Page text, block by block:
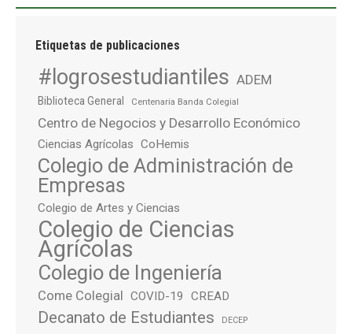
Etiquetas de publicaciones
#logrosestudiantiles ADEM
Biblioteca General Centenaria Banda Colegial
Centro de Negocios y Desarrollo Económico
Ciencias Agrícolas CoHemis
Colegio de Administración de
Empresas
Colegio de Artes y Ciencias
Colegio de Ciencias
Agrícolas
Colegio de Ingeniería
Come Colegial COVID-19 CREAD
Decanato de Estudiantes DECEP